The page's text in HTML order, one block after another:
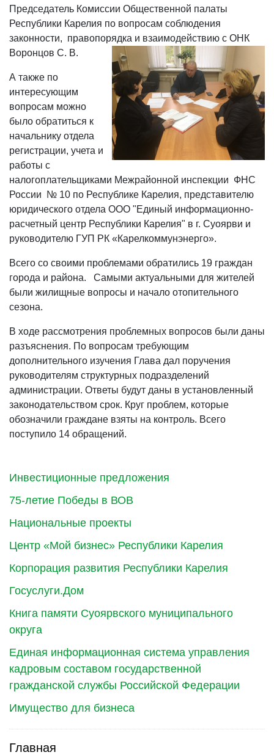
Инвестиционные предложения
75-летие Победы в ВОВ
Национальные проекты
Центр «Мой бизнес» Республики Карелия
Корпорация развития Республики Карелия
Госуслуги.Дом
Книга памяти Суоярвского муниципального
округа
Единая информационная система управления
кадровым составом государственной
гражданской службы Российской Федерации
Имущество для бизнеса
Главная
Председатель Комиссии Общественной палаты
Республики Карелия по вопросам соблюдения
законности, правопорядка и взаимодействию с ОНК
Воронцов С. В.
А также по
интересующим
вопросам можно
было обратиться к
начальнику отдела
регистрации, учета и
работы с
налогоплательщиками Межрайонной инспекции ФНС
России № 10 по Республике Карелия, представителю
юридического отдела ООО "Единый информационно-
расчетный центр Республики Карелия" в г. Суоярви и
руководителю ГУП РК «Карелкоммунэнерго».
Всего со своими проблемами обратились 19 граждан
города и района. Самыми актуальными для жителей
были жилищные вопросы и начало отопительного
сезона.
В ходе рассмотрения проблемных вопросов были даны
разъяснения. По вопросам требующим
дополнительного изучения Глава дал поручения
руководителям структурных подразделений
администрации. Ответы будут даны в установленный
законодательством срок. Круг проблем, которые
обозначили граждане взяты на контроль. Всего
поступило 14 обращений.